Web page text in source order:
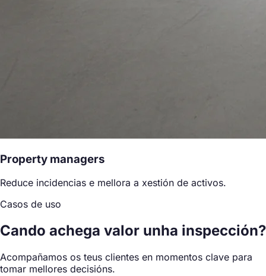
Property managers
Reduce incidencias e mellora a xestión de activos.
Casos de uso
Cando achega valor unha inspección?
Acompañamos os teus clientes en momentos clave para
tomar mellores decisións.